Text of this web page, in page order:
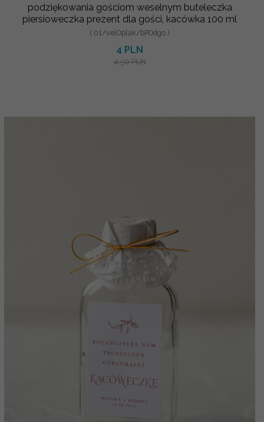
podziękowania gościom weselnym buteleczka
piersioweczka prezent dla gości, kacówka 100 ml
( 01/velOplak/bPOdgo )
4 PLN
4.50 PLN